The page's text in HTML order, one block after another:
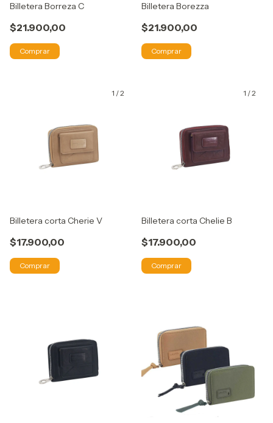
Billetera Borreza C
$21.900,00
Comprar
Billetera Borezza
$21.900,00
Comprar
1 /2
Billetera corta Cherie V
$17.900,00
Comprar
1 /2
Billetera corta Chelie B
$17.900,00
Comprar